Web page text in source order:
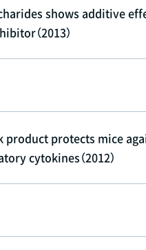
shows additive
（2013）
protects mice
cytokines（2012）